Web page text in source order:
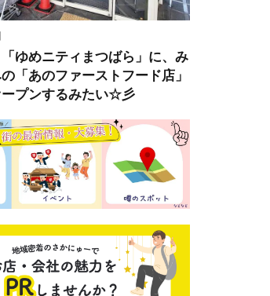
「ゆめニティまつばら」に、み
「あのファーストフード店」
プンするみたい☆彡